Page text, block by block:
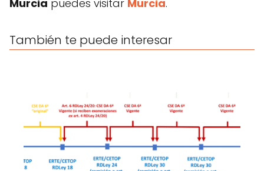
Murcia puedes visitar Murcia.
También te puede interesar